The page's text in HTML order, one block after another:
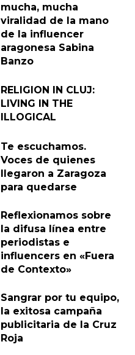
mucha, mucha
viralidad de la mano
de la influencer
aragonesa Sabina
Banzo
RELIGION IN CLUJ:
LIVING IN THE
ILLOGICAL
Te escuchamos.
Voces de quienes
llegaron a Zaragoza
para quedarse
Reflexionamos sobre
la difusa línea entre
periodistas e
influencers en «Fuera
de Contexto»
Sangrar por tu equipo,
la exitosa campaña
publicitaria de la Cruz
Roja